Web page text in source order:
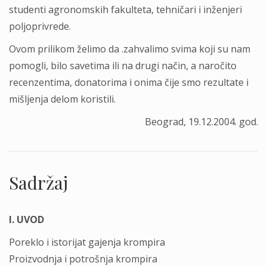
studenti agronomskih fakulteta, tehničari i inženjeri
poljoprivrede.
Ovom prilikom želimo da .zahvalimo svima koji su nam
pomogli, bilo savetima ili na drugi način, a naročito
recenzentima, donatorima i onima čije smo rezultate i
mišljenja delom koristili.
Beograd, 19.12.2004. god.
Sadržaj
I. UVOD
Poreklo i istorijat gajenјa krompira
Proizvodnјa i potrošnјa krompira